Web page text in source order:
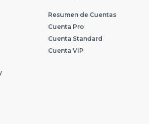
Resumen de Cuentas
Cuenta Pro
Cuenta Standard
Cuenta VIP